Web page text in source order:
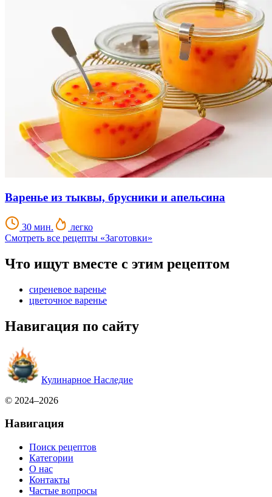
Варенье из тыквы, брусники и апельсина
30 мин.
легко
Смотреть все рецепты «Заготовки»
Что ищут вместе с этим рецептом
сиреневое варенье
цветочное варенье
Навигация по сайту
Кулинарное Наследие
© 2024–2026
Навигация
Поиск рецептов
Категории
О нас
Контакты
Частые вопросы